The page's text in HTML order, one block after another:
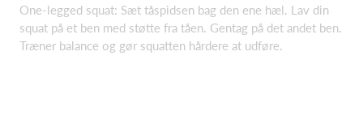
One-legged squat: Sæt tåspidsen bag den ene hæl. Lav din
squat på et ben med støtte fra tåen. Gentag på det andet ben.
Træner balance og gør squatten hårdere at udføre.